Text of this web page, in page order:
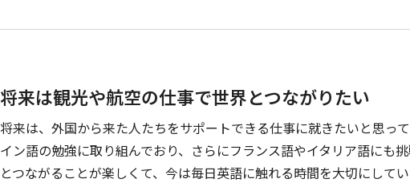
将来は観光や航空の仕事で世界とつながりたい
将来は、外国から来た人たちをサポートできる仕事に就きたいと思っ
イン語の勉強に取り組んでおり、さらにフランス語やイタリア語にも
とつながることが楽しくて、今は毎日英語に触れる時間を大切にして